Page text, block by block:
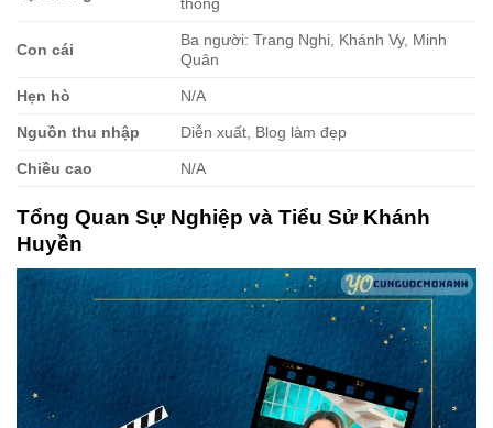
Con cái
Ba người: Trang Nghi, Khánh Vy, Minh
Quân
Hẹn hò N/A
Nguồn thu nhập Diễn xuất, Blog làm đẹp
Chiều cao N/A
Tổng Quan Sự Nghiệp và Tiểu Sử Khánh
Huyền